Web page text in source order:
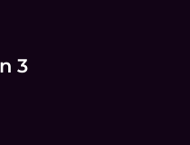
3